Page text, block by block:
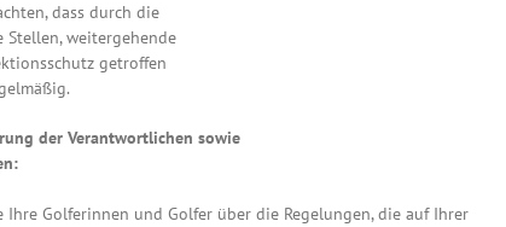
dass durch die
Stellen, weitergehende
getroffen
der Verantwortlichen sowie
Golferinnen und Golfer über die Regelungen, die auf Ihrer